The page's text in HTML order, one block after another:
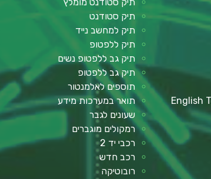
English
תיק סטודנט
תיק למחשב נייד
תיק ללפטופ
תיק גב ללפטופ נשים
תיק גב ללפטופ
תוספים לאלמנטור
תואר במערכות מידע
שעונים לגבר
רמקולים מוגברים
רכבי יד 2
רכב חדש
רובוטיקה